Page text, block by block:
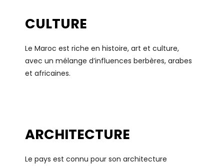
CULTURE
Le Maroc est riche en histoire, art et culture,
avec un mélange d’influences berbères, arabes
et africaines.
ARCHITECTURE
Le pays est connu pour son architecture